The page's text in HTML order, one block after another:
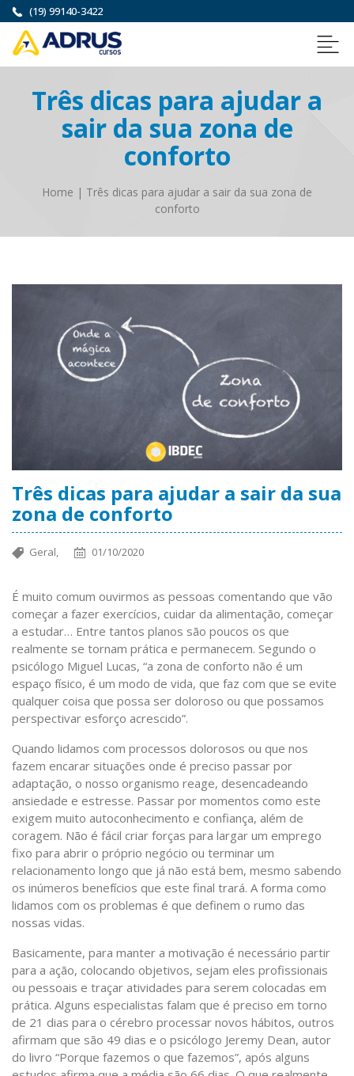
(19) 99140-3422
Três dicas para ajudar a
sair da sua zona de
conforto
Home | Três dicas para ajudar a sair da sua zona de
conforto
Três dicas para ajudar a sair da sua
zona de conforto
Geral, 01/10/2020
É muito comum ouvirmos as pessoas comentando que vão
começar a fazer exercícios, cuidar da alimentação, começar
a estudar… Entre tantos planos são poucos os que
realmente se tornam prática e permanecem. Segundo o
psicólogo Miguel Lucas, “a zona de conforto não é um
espaço físico, é um modo de vida, que faz com que se evite
qualquer coisa que possa ser doloroso ou que possamos
perspectivar esforço acrescido”.
Quando lidamos com processos dolorosos ou que nos
fazem encarar situações onde é preciso passar por
adaptação, o nosso organismo reage, desencadeando
ansiedade e estresse. Passar por momentos como este
exigem muito autoconhecimento e confiança, além de
coragem. Não é fácil criar forças para largar um emprego
fixo para abrir o próprio negócio ou terminar um
relacionamento longo que já não está bem, mesmo sabendo
os inúmeros benefícios que este final trará. A forma como
lidamos com os problemas é que definem o rumo das
nossas vidas.
Basicamente, para manter a motivação é necessário partir
para a ação, colocando objetivos, sejam eles profissionais
ou pessoais e traçar atividades para serem colocadas em
prática. Alguns especialistas falam que é preciso em torno
de 21 dias para o cérebro processar novos hábitos, outros
afirmam que são 49 dias e o psicólogo Jeremy Dean, autor
do livro “Porque fazemos o que fazemos”, após alguns